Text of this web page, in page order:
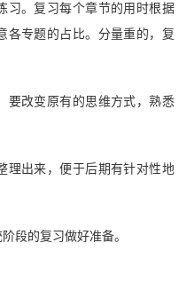
习。复习每个章节的用时根据
各专题的占比。分量重的，复
要改变原有的思维方式，熟悉
理出来，便于后期有针对性地
段的复习做好准备。